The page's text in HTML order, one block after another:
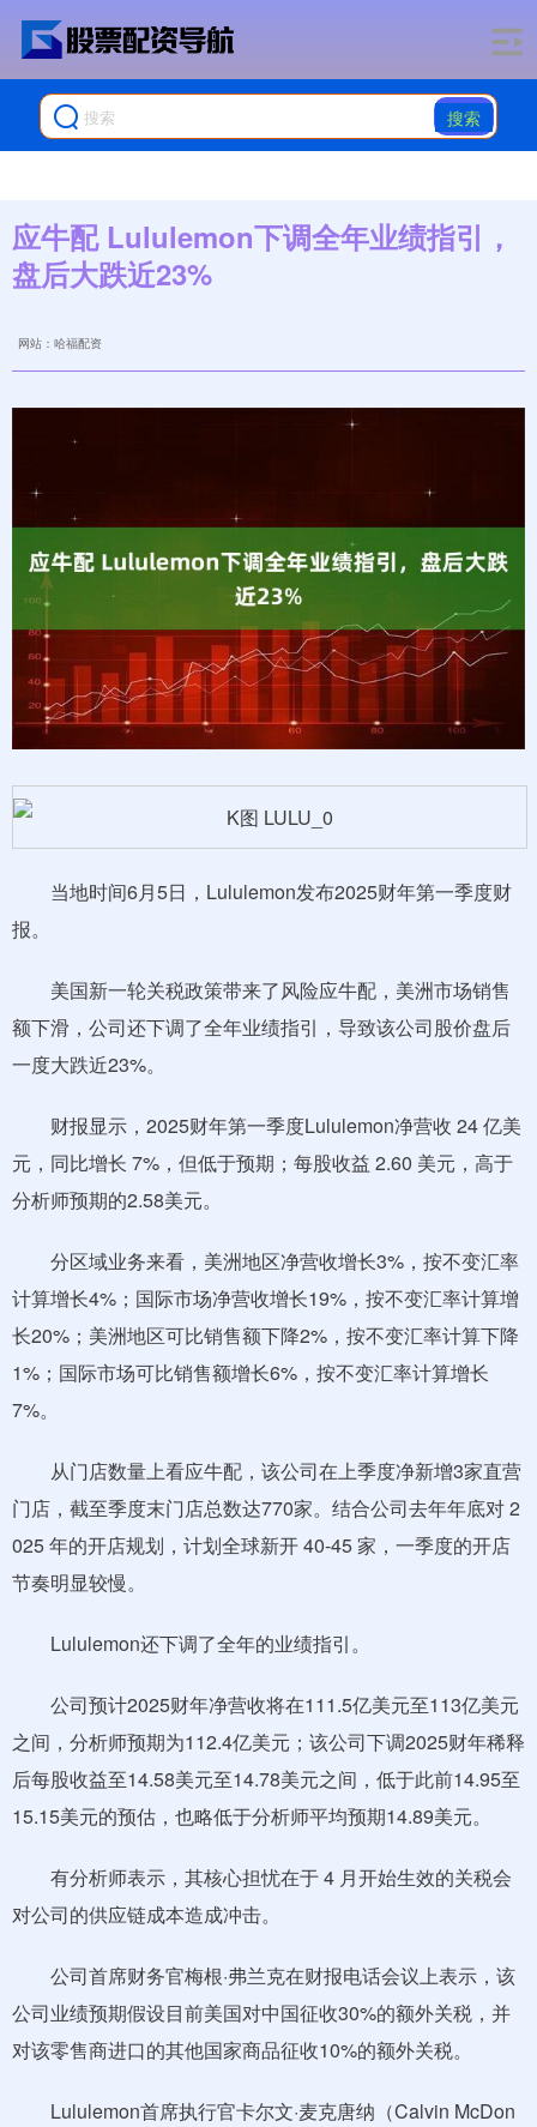
搜索
应牛配 Lululemon下调全年业绩指引，
盘后大跌近23%
网站：哈福配资
当地时间6月5日，Lululemon发布2025财年第一季度财
报。
美国新一轮关税政策带来了风险应牛配，美洲市场销售
额下滑，公司还下调了全年业绩指引，导致该公司股价盘后
一度大跌近23%。
财报显示，2025财年第一季度Lululemon净营收 24 亿美
元，同比增长 7%，但低于预期；每股收益 2.60 美元，高于
分析师预期的2.58美元。
分区域业务来看，美洲地区净营收增长3%，按不变汇率
计算增长4%；国际市场净营收增长19%，按不变汇率计算增
长20%；美洲地区可比销售额下降2%，按不变汇率计算下降
1%；国际市场可比销售额增长6%，按不变汇率计算增长
7%。
从门店数量上看应牛配，该公司在上季度净新增3家直营
门店，截至季度末门店总数达770家。结合公司去年年底对 2
025 年的开店规划，计划全球新开 40-45 家，一季度的开店
节奏明显较慢。
Lululemon还下调了全年的业绩指引。
公司预计2025财年净营收将在111.5亿美元至113亿美元
之间，分析师预期为112.4亿美元；该公司下调2025财年稀释
后每股收益至14.58美元至14.78美元之间，低于此前14.95至
15.15美元的预估，也略低于分析师平均预期14.89美元。
有分析师表示，其核心担忧在于 4 月开始生效的关税会
对公司的供应链成本造成冲击。
公司首席财务官梅根·弗兰克在财报电话会议上表示，该
公司业绩预期假设目前美国对中国征收30%的额外关税，并
对该零售商进口的其他国家商品征收10%的额外关税。
Lululemon首席执行官卡尔文·麦克唐纳（Calvin McDon